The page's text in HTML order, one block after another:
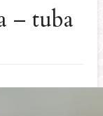
– tuba